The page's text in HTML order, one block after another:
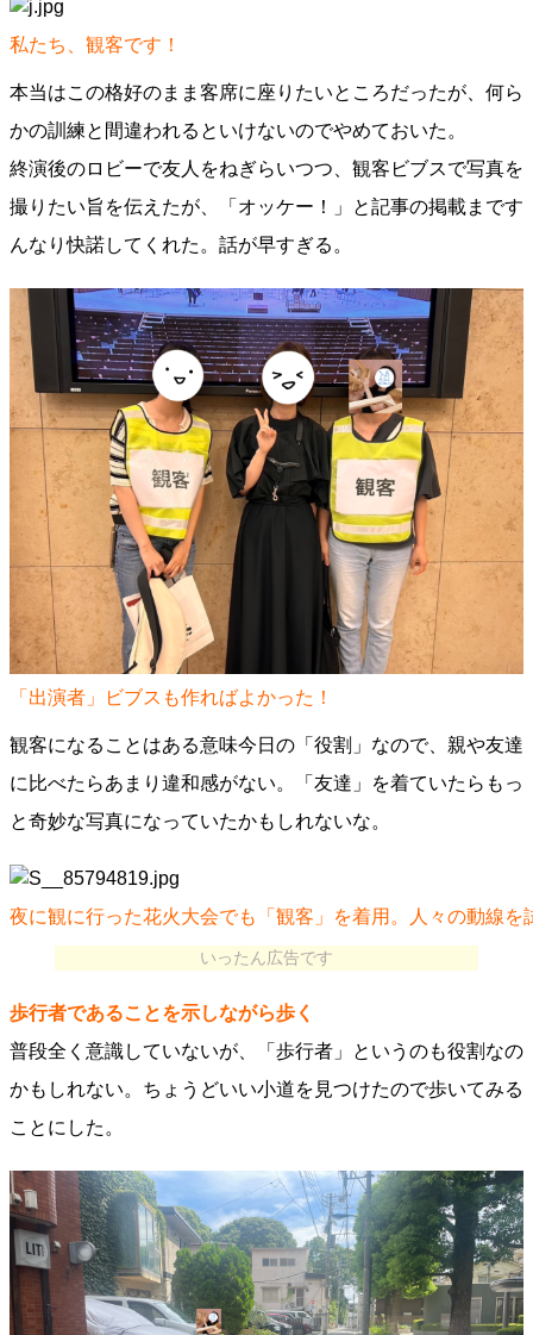
私たち、観客です！
本当はこの格好のまま客席に座りたいところだったが、何ら
かの訓練と間違われるといけないのでやめておいた。
終演後のロビーで友人をねぎらいつつ、観客ビブスで写真を
撮りたい旨を伝えたが、「オッケー！」と記事の掲載まです
んなり快諾してくれた。話が早すぎる。
「出演者」ビブスも作ればよかった！
観客になることはある意味今日の「役割」なので、親や友達
に比べたらあまり違和感がない。「友達」を着ていたらもっ
と奇妙な写真になっていたかもしれないな。
夜に観に行った花火大会でも「観客」を着用。人々の動線を
いったん広告です
歩行者であることを示しながら歩く
普段全く意識していないが、「歩行者」というのも役割なの
かもしれない。ちょうどいい小道を見つけたので歩いてみる
ことにした。